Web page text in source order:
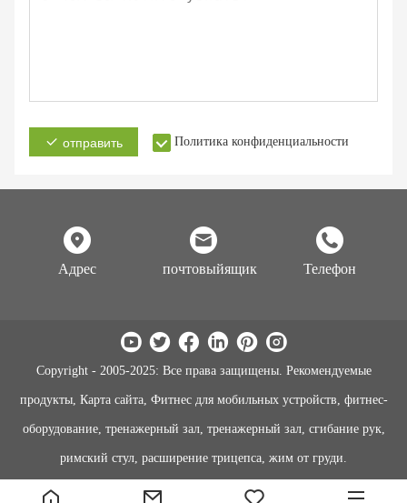
отправить Политика конфиденциальности
Адрес почтовыйящик Телефон
Copyright - 2005-2025: Все права защищены. Рекомендуемые
продукты, Карта сайта, Фитнес для мобильных устройств, фитнес-
оборудование, тренажерный зал, тренажерный зал, сгибание рук,
римский стул, расширение трицепса, жим от груди.